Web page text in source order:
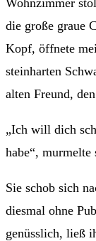
die große graue
Kopf, öffnete
steinharten
alten Freund,
„Ich will dich
habe“, murmelte
Sie schob sich
diesmal ohne
genüsslich, ließ